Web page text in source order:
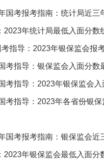
国考报考指南：统计局近三
2023年统计局最低入面分数
指导：2023年银保监会报
考指导：银保监会入面分数
考指导：2023年银保监会
考指导：2023年各省份银
国考报考指南：银保监会近
2023年银保监会最低入面分